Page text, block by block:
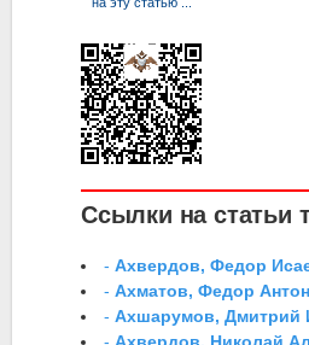
Ссылки на статьи
-Ахвердов, Федор
-Ахматов, Федор
-Ахшарумов, Дмитрий
-Ахвердов, Николай